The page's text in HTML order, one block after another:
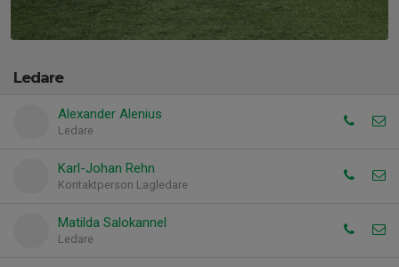
Ledare
Alexander Alenius
Ledare
Karl-Johan Rehn
Kontaktperson Lagledare
Matilda Salokannel
Ledare